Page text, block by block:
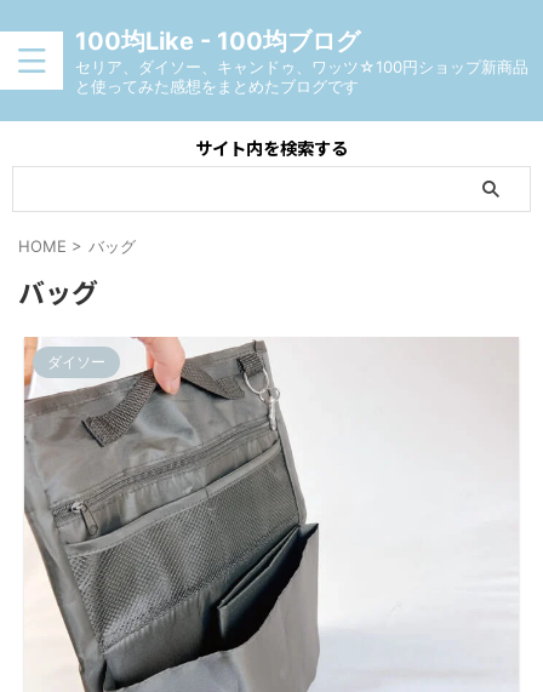
100均Like - 100均ブログ
セリア、ダイソー、キャンドゥ、ワッツ☆100円ショップ新商品
と使ってみた感想をまとめたブログです
サイト内を検索する
HOME > バッグ
バッグ
ダイソー